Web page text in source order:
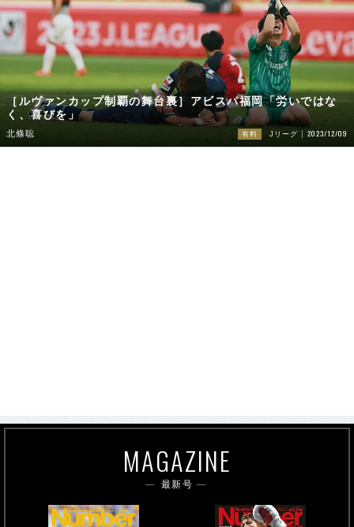
［ルヴァンカップ制覇の舞台裏］アビスパ福岡「労いではな
く、喜びを」
北條聡 有料 Jリーグ 2023/12/09
MAGAZINE
最新号